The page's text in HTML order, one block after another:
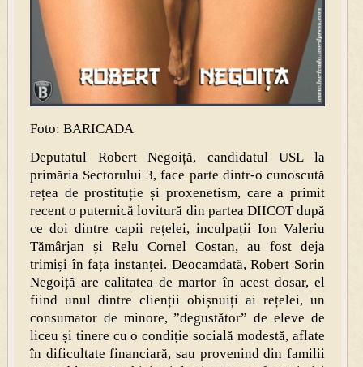
Foto: BARICADA
Deputatul Robert Negoiță, candidatul USL la
primăria Sectorului 3, face parte dintr-o cunoscută
rețea de prostituție și proxenetism, care a primit
recent o puternică lovitură din partea DIICOT după
ce doi dintre capii rețelei, inculpații Ion Valeriu
Tămârjan și Relu Cornel Costan, au fost deja
trimiși în fața instanței. Deocamdată, Robert Sorin
Negoiță are calitatea de martor în acest dosar, el
fiind unul dintre clienții obișnuiți ai rețelei, un
consumator de minore, ”degustător” de eleve de
liceu și tinere cu o condiție socială modestă, aflate
în dificultate financiară, sau provenind din familii